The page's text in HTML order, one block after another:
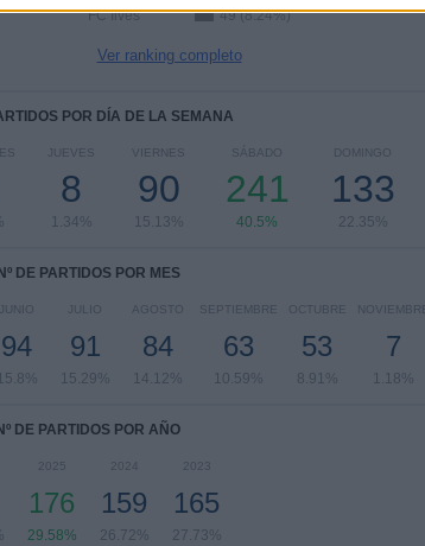
FC Ilves
49 (8.24%)
Ver ranking completo
POR DÍA DE LA SEMANA
JUEVES
8
1.34%
VIERNES
90
15.13%
SÁBADO
241
40.5%
DOMINGO
133
22.35%
Nº DE PARTIDOS POR MES
JUNIO
94
JULIO
91
15.29%
AGOSTO
84
14.12%
SEPTIEMBRE
63
10.59%
OCTUBRE
53
8.91%
NOVIEMBRE
7
1.18%
DE PARTIDOS POR AÑO
2025
176
29.58%
2024
159
26.72%
2023
165
27.73%